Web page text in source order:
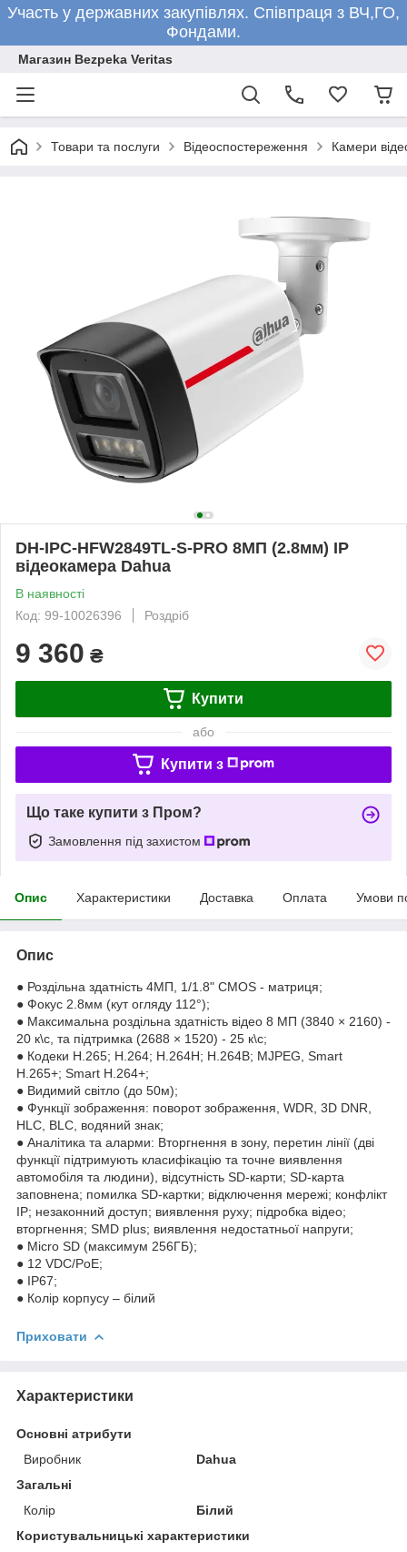
Участь у державних закупівлях. Співпраця з ВЧ,ГО,
Фондами.
Магазин Bezpeka Veritas
Товари та послуги Відеоспостереження Камери
DH-IPC-HFW2849TL-S-PRO 8МП (2.8мм) IP
відеокамера Dahua
В наявності
Код: 99-10026396
Роздріб
9 360 ₴
Купити
або
Купити з
Що таке купити з Пром?
Замовлення під захистом
Опис Характеристики Доставка Оплата Умови
Опис
● Роздільна здатність 4МП, 1/1.8" CMOS - матриця;
● Фокус 2.8мм (кут огляду 112°);
● Максимальна роздільна здатність відео 8 МП (3840 × 2160) -
20 к\с, та підтримка (2688 × 1520) - 25 к\с;
● Кодеки H.265; H.264; H.264H; H.264B; MJPEG, Smart
H.265+; Smart H.264+;
● Видимий світло (до 50м);
● Функції зображення: поворот зображення, WDR, 3D DNR,
HLC, BLC, водяний знак;
● Аналітика та аларми: Вторгнення в зону, перетин лінії (дві
функції підтримують класифікацію та точне виявлення
автомобіля та людини), відсутність SD-карти; SD-карта
заповнена; помилка SD-картки; відключення мережі; конфлікт
IP; незаконний доступ; виявлення руху; підробка відео;
вторгнення; SMD plus; виявлення недостатньої напруги;
● Micro SD (максимум 256ГБ);
● 12 VDC/PoE;
● IP67;
● Колір корпусу – білий
Приховати
Характеристики
Основні атрибути
Виробник
Dahua
Загальні
Колір
Білий
Користувальницькі характеристики